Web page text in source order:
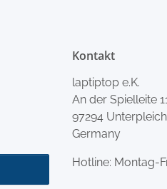
Kontakt
laptiptop e.K.
An der Spielleite
97294
Germany
Hotline: Montag-